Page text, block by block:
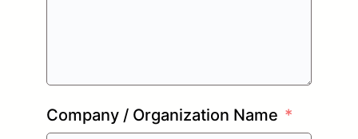
Company / Organization Name